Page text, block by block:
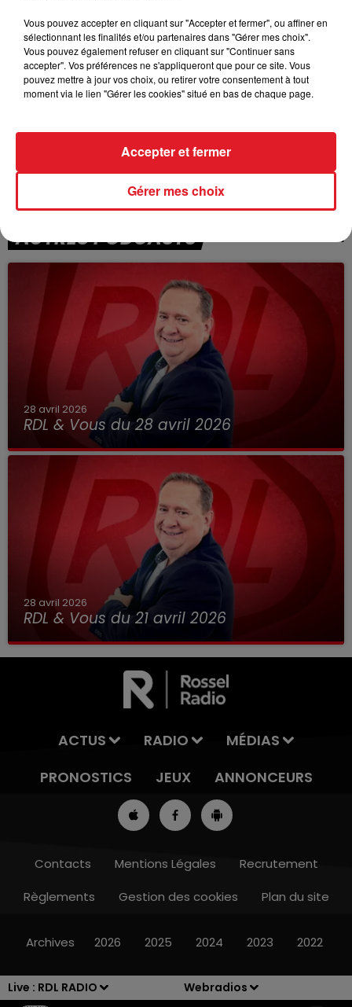
Live : RDL RADIO Webradios
12h00 - 13h00
MICHEL BERGER
Le Paradis Blanc
DANIEL BALAVOINE
AUTRES PODCASTS
28 avril 2026
RDL & Vous du 28 avril 2026
28 avril 2026
RDL & Vous du 21 avril 2026
ACTUS RADIO
MÉDIAS
PRONOSTICS
JEUX ANNONCEURS
Contacts Mentions Légales
Recrutement
Règlements
Gestion des cookies Plan du site
Archives 2026 2025 2024 2023 2022
Vous pouvez accepter en cliquant sur "Accepter et fermer", ou affiner en
sélectionnant les finalités et/ou partenaires dans "Gérer mes choix".
Vous pouvez également refuser en cliquant sur "Continuer sans
accepter". Vos préférences ne s'appliqueront que pour ce site. Vous
pouvez mettre à jour vos choix, ou retirer votre consentement à tout
moment via le lien "Gérer les cookies" situé en bas de chaque page.
Gérer mes choix
Accepter et fermer